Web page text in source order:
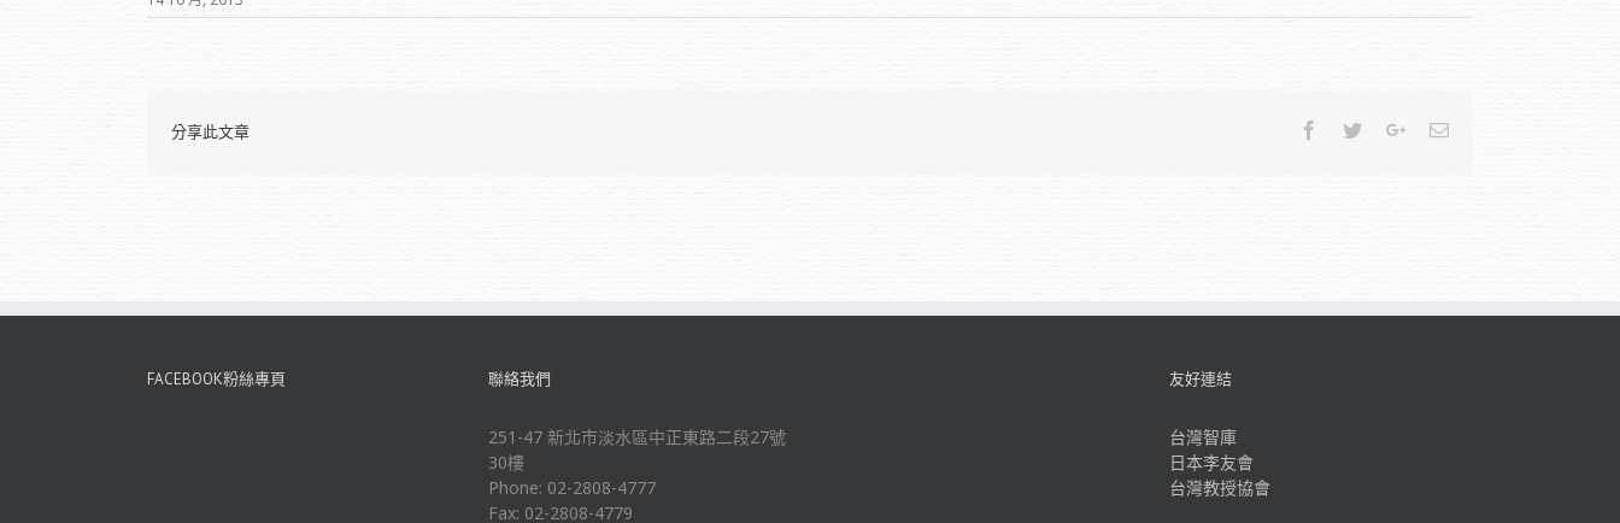
分享此文章 Facebook
TwitterGoogle+Email
FACEBOOK粉絲專頁 聯絡我們
251-47 新北市淡水區中正東路二段27號
30樓
Phone: 02-2808-4777
Fax: 02-2808-4779
友好連結
台灣智庫
日本李友會
台灣教授協會